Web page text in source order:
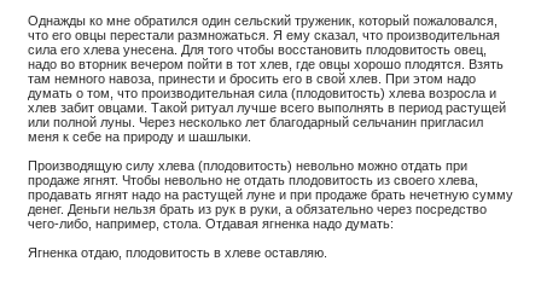
Однажды ко мне обратился один сельский труженик, который пожаловался,
что его овцы перестали размножаться. Я ему сказал, что производительная
сила его хлева унесена. Для того чтобы восстановить плодовитость овец,
надо во вторник вечером пойти в тот хлев, где овцы хорошо плодятся. Взять
там немного навоза, принести и бросить его в свой хлев. При этом надо
думать о том, что производительная сила (плодовитость) хлева возросла и
хлев забит овцами. Такой ритуал лучше всего выполнять в период растущей
или полной луны. Через несколько лет благодарный сельчанин пригласил
меня к себе на природу и шашлыки.
Производящую силу хлева (плодовитость) невольно можно отдать при
продаже ягнят. Чтобы невольно не отдать плодовитость из своего хлева,
продавать ягнят надо на растущей луне и при продаже брать нечетную сумму
денег. Деньги нельзя брать из рук в руки, а обязательно через посредство
чего-либо, например, стола. Отдавая ягненка надо думать:
Ягненка отдаю, плодовитость в хлеве оставляю.